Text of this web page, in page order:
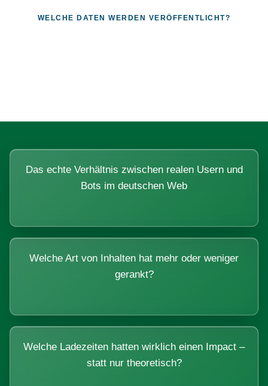
WELCHE DATEN WERDEN VERÖFFENTLICHT?
Das echte Verhältnis zwischen realen Usern und
Bots im deutschen Web
Welche Art von Inhalten hat mehr oder weniger
gerankt?
Welche Ladezeiten hatten wirklich einen Impact –
statt nur theoretisch?